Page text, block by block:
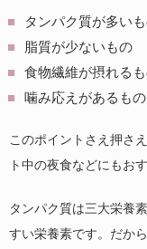
タンパク質が多い
脂質が少ないもの
食物繊維が摂れる
噛み応えがあるもの
このポイントさえ押さ
ト中の夜食などにもお
タンパク質は三大栄養
すい栄養素です。だか